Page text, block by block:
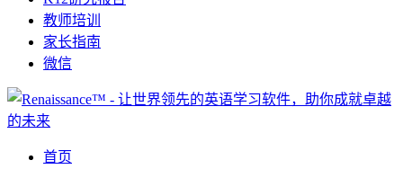
教师培训
家长指南
微信
首页